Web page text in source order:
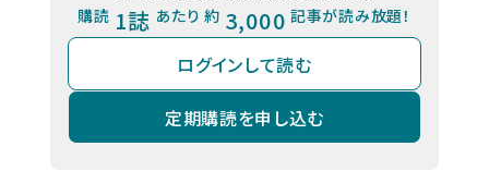
購読 1誌 あたり 約 3,000 記事が読み放題！
ログインして読む
定期購読を申し込む